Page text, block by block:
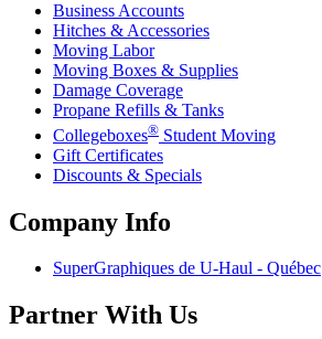
Business Accounts
Hitches & Accessories
Moving Labor
Moving Boxes & Supplies
Damage Coverage
Propane Refills & Tanks
Collegeboxes® Student Moving
Gift Certificates
Discounts & Specials
Company Info
SuperGraphiques de U-Haul - Québec
Partner With Us